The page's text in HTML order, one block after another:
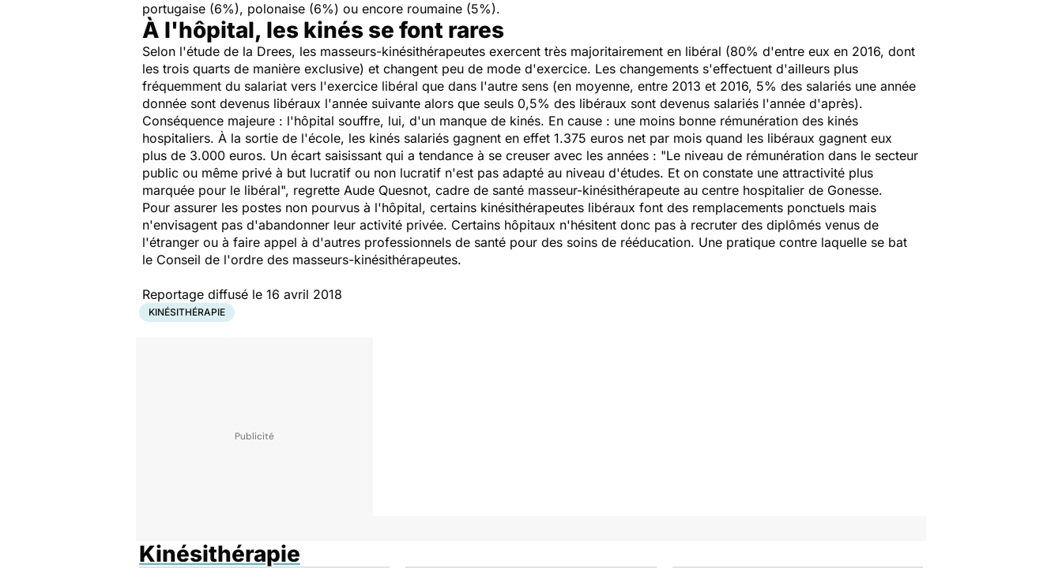
portugaise (6%), polonaise (6%) ou encore roumaine (5%).
À l'hôpital, les kinés se font rares
Selon l'étude de la Drees, les masseurs-kinésithérapeutes exercent très majoritairement en libéral (80% d'entre eux en 2016, dont
les trois quarts de manière exclusive) et changent peu de mode d'exercice. Les changements s'effectuent d'ailleurs plus
fréquemment du salariat vers l'exercice libéral que dans l'autre sens (en moyenne, entre 2013 et 2016, 5% des salariés une année
donnée sont devenus libéraux l'année suivante alors que seuls 0,5% des libéraux sont devenus salariés l'année d'après).
Conséquence majeure : l'hôpital souffre, lui, d'un manque de kinés. En cause : une moins bonne rémunération des kinés
hospitaliers. À la sortie de l'école, les kinés salariés gagnent en effet 1.375 euros net par mois quand les libéraux gagnent eux
plus de 3.000 euros. Un écart saisissant qui a tendance à se creuser avec les années : "Le niveau de rémunération dans le secteur
public ou même privé à but lucratif ou non lucratif n'est pas adapté au niveau d'études. Et on constate une attractivité plus
marquée pour le libéral", regrette Aude Quesnot, cadre de santé masseur-kinésithérapeute au centre hospitalier de Gonesse.
Pour assurer les postes non pourvus à l'hôpital, certains kinésithérapeutes libéraux font des remplacements ponctuels mais
n'envisagent pas d'abandonner leur activité privée. Certains hôpitaux n'hésitent donc pas à recruter des diplômés venus de
l'étranger ou à faire appel à d'autres professionnels de santé pour des soins de rééducation. Une pratique contre laquelle se bat
le Conseil de l'ordre des masseurs-kinésithérapeutes.
Reportage diffusé le 16 avril 2018
KINÉSITHÉRAPIE
Kinésithérapie